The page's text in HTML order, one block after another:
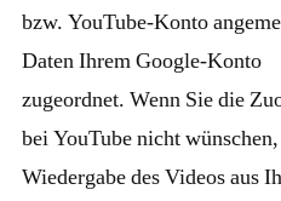
bzw. YouTube-Konto
Daten Ihrem Google-Konto
zugeordnet. Wenn Sie die
bei YouTube nicht
Wiedergabe des Videos aus